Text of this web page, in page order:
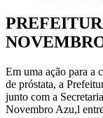
Em uma ação para a
de próstata, a
junto com a
Novembro Azu,l